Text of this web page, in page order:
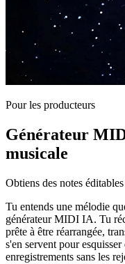
Pour les producteurs
Générateur
musicale
Obtiens des notes
Tu entends une mélodie
générateur MIDI IA. Tu
prête à être réarrangée,
s'en servent pour
enregistrements sans les